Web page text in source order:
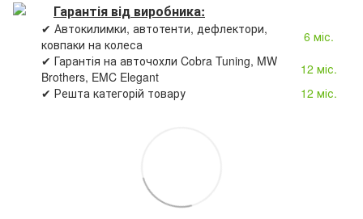
Гарантія від виробника:
✔ Автокилимки, автотенти, дефлектори,
ковпаки на колеса
6 міс.
✔ Гарантія на авточохли Cobra Tuning, MW
Brothers, EMC Elegant
12 міс.
✔ Решта категорій товару
12 міс.